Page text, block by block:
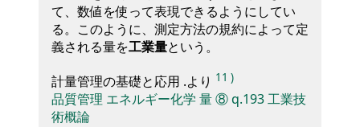
て、数値を使って表現できるようにしてい
る。このように、測定方法の規約によって定
義される量を工業量という。
計量管理の基礎と応用 .より 11 )
品質管理 エネルギー化学 量⑧q.193工業技
術概論